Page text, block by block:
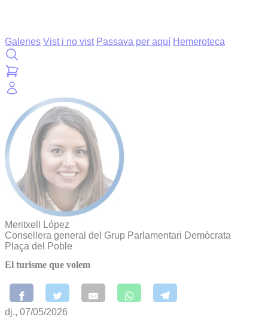
Galeries Vist i no vist Passava per aquí Hemeroteca
Meritxell López
Consellera general del Grup Parlamentari Demòcrata
Plaça del Poble
El turisme que volem
dj., 07/05/2026